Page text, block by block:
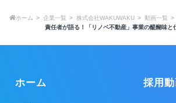
ホーム 企業一覧 株式会社WAKUWAKU 動画一覧
責任者が語る！「リノベ不動産」事業の醍醐味と
ホーム 採用